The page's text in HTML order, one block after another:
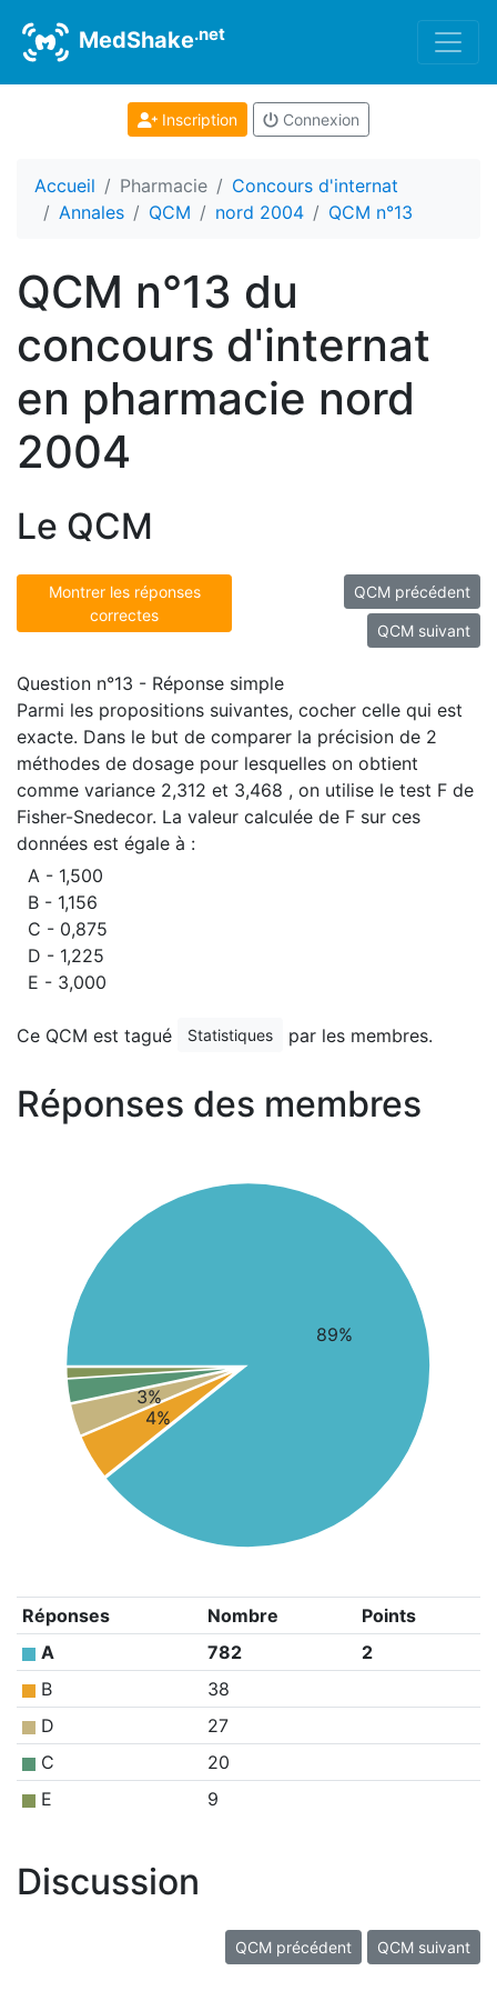
MedShake.net
Inscription Connexion
Accueil Pharmacie
Concours d'internat
Annales
QCM nord 2004 QCM n°13
QCM n°13 du
concours d'internat
en pharmacie nord
2004
Le QCM
Montrer les réponses
correctes
QCM précédent
QCM suivant
Question n°13 - Réponse simple
Parmi les propositions suivantes, cocher celle qui est
exacte. Dans le but de comparer la précision de 2
méthodes de dosage pour lesquelles on obtient
comme variance 2,312 et 3,468 , on utilise le test F de
Fisher-Snedecor. La valeur calculée de F sur ces
données est égale à :
A - 1,500
B - 1,156
C - 0,875
D - 1,225
E - 3,000
Ce QCM est tagué Statistiques par les membres.
Réponses des membres
89%
4%
3%
Réponses Nombre
Points
A
782
2
B
38
D
27
C
20
E
9
Discussion
QCM précédent QCM suivant